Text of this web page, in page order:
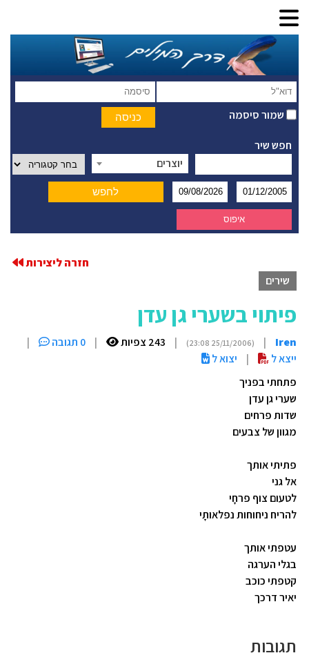
שמור סיסמה
חפש שיר
יוצרים
חזרה ליצירות
שירים
פיתוי בשערי גן עדן
Iren
|
(25/11/2006 23:08)
| 243 צפיות | 0 תגובה
|
ייצא ל
|
יצוא ל
פתחתי בפניך
שערי גן עדן
שדות פרחים
מגוון של צבעים
פתיתי אותך
אל גני
לטעום צוף פרחָי
להריח ניחוחות נפלאותָי
עטפתי אותך
בגלי הערגה
קטפתי כוכב
יאיר דרכך
תגובות